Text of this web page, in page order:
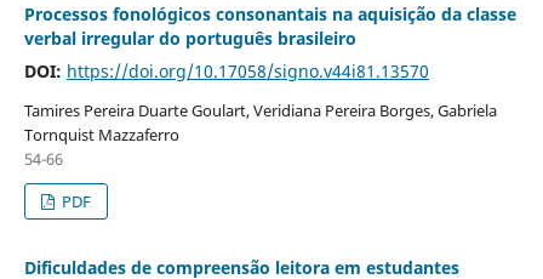
Processos fonológicos consonantais na aquisição da classe
verbal irregular do português brasileiro
DOI: https://doi.org/10.17058/signo.v44i81.13570
Tamires Pereira Duarte Goulart, Veridiana Pereira Borges, Gabriela
Tornquist Mazzaferro
54-66
PDF
Dificuldades de compreensão leitora em estudantes